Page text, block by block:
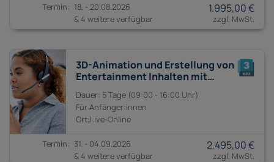
18. - 20.08.2026
& 4 weitere verfügbar
1.995,00 €
3D-Animation und Erstellung von
Entertainment Inhalten mit
Autodesk Maya und 3ds Max
5 Tage 09:00 - 16:00
Anfänger:innen
31. - 04.09.2026
& 4 weitere verfügbar
2.495,00 €